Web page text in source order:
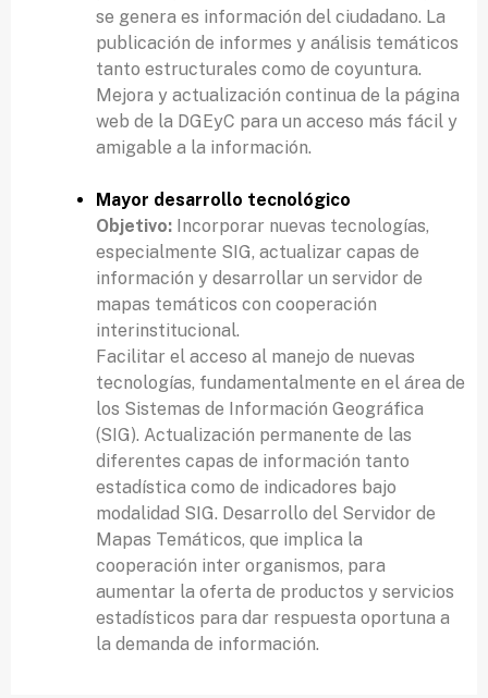
se genera es información del ciudadano. La
publicación de informes y análisis temáticos
tanto estructurales como de coyuntura.
Mejora y actualización continua de la página
web de la DGEyC para un acceso más fácil y
amigable a la información.
Mayor desarrollo tecnológico
Objetivo: Incorporar nuevas tecnologías,
especialmente SIG, actualizar capas de
información y desarrollar un servidor de
mapas temáticos con cooperación
interinstitucional.
Facilitar el acceso al manejo de nuevas
tecnologías, fundamentalmente en el área de
los Sistemas de Información Geográfica
(SIG). Actualización permanente de las
diferentes capas de información tanto
estadística como de indicadores bajo
modalidad SIG. Desarrollo del Servidor de
Mapas Temáticos, que implica la
cooperación inter organismos, para
aumentar la oferta de productos y servicios
estadísticos para dar respuesta oportuna a
la demanda de información.